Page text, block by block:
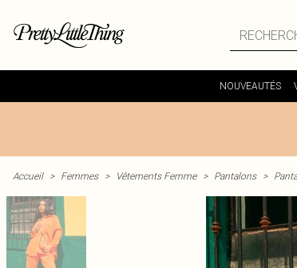
NOUVEAUTÉS
Accueil > Femmes > Vêtements Femme > Pantalons >